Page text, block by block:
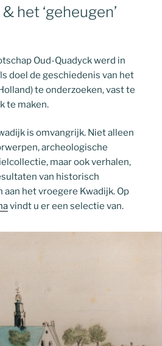
het ‘geheugen’
Oud-Quadyck werd in
doel de geschiedenis van het
te onderzoeken, vast te
te maken.
is omvangrijk. Niet alleen
archeologische
maar ook verhalen,
van historisch
het vroegere Kwadijk. Op
vindt u er een selectie van.